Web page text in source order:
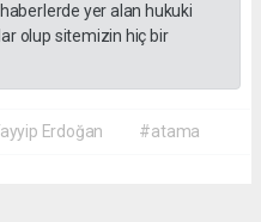
yer alan hukuki
olup sitemizin hiç bir
Erdoğan #atama